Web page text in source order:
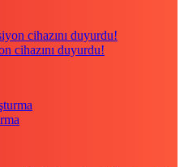
cihazını duyurdu!